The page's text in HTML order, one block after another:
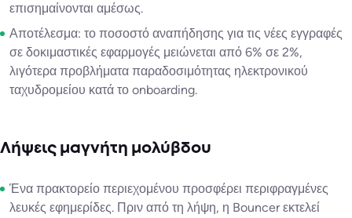
επισημαίνονται αμέσως.
Αποτέλεσμα: το ποσοστό αναπήδησης για τις νέες εγγραφές
σε δοκιμαστικές εφαρμογές μειώνεται από 6% σε 2%,
λιγότερα προβλήματα παραδοσιμότητας ηλεκτρονικού
ταχυδρομείου κατά το onboarding.
Λήψεις μαγνήτη μολύβδου
Ένα πρακτορείο περιεχομένου προσφέρει περιφραγμένες
λευκές εφημερίδες. Πριν από τη λήψη, η Bouncer εκτελεί